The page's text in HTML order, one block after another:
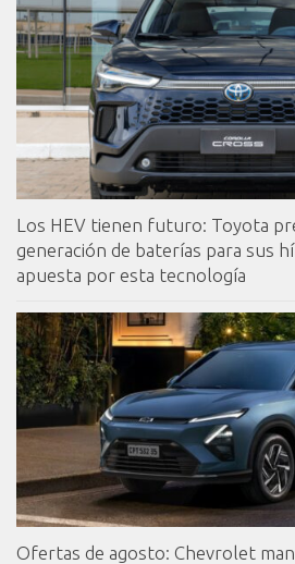
Los HEV tienen futuro: Toyota
generación de baterías para sus
apuesta por esta tecnología
Ofertas de agosto: Chevrolet